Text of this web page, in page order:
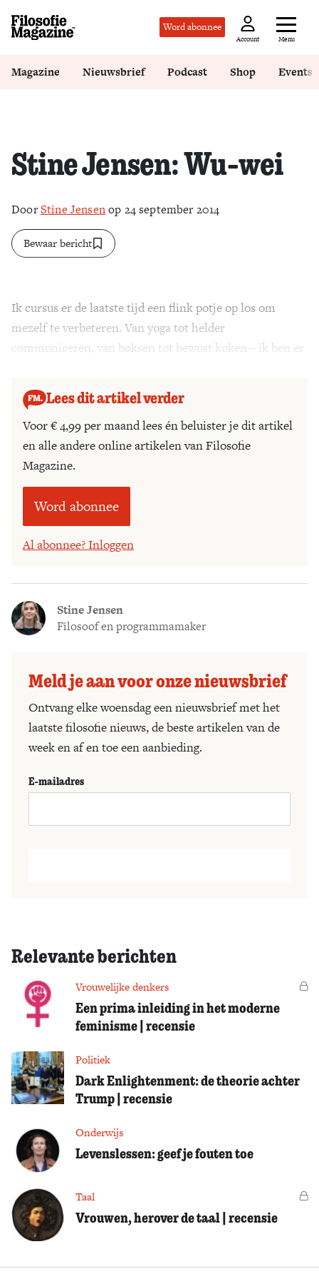
Word abonnee
Account Menu
Zoek
Magazine Nieuwsbrief Podcast Shop Events
Stine Jensen: Wu-wei
DoorStine Jensenop 24 september 2014
Bewaar bericht
Ik cursus er de laatste tijd een flink potje op los om
mezelf te verbeteren. Van yoga tot helder
communiceren, van boksen tot bewust koken – ik ben er
Lees dit artikel verder
Voor € 4,99 per maand lees én beluister je dit artikel
en alle andere online artikelen van Filosofie
Magazine.
Word abonnee
Al abonnee? Inloggen
Stine Jensen
Filosoof en programmamaker
Meld je aan voor onze nieuwsbrief
Ontvang elke woensdag een nieuwsbrief met het
laatste filosofie nieuws, de beste artikelen van de
week en af en toe een aanbieding.
E-mailadres
Relevante berichten
Vrouwelijke denkers
Een prima inleiding in het moderne
feminisme | recensie
Politiek
Dark Enlightenment: de theorie achter
Trump | recensie
Onderwijs
Levenslessen: geef je fouten toe
Taal
Vrouwen, herover de taal | recensie